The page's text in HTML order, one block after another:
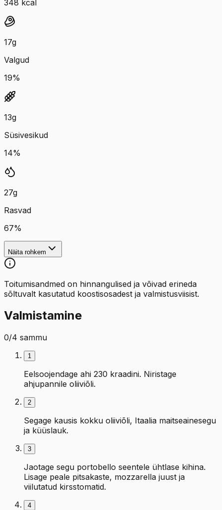
348 kcal
17g
Valgud
19%
13g
Süsivesikud
14%
27g
Rasvad
67%
Näita rohkem
Toitumisandmed on hinnangulised ja võivad erineda
sõltuvalt kasutatud koostisosadest ja valmistusviisist.
Valmistamine
0/4 sammu
1
Eelsoojendage ahi 230 kraadini. Niristage
ahjupannile oliiviõli.
2
Segage kausis kokku oliiviõli, Itaalia maitseainesegu
ja küüslauk.
3
Jaotage segu portobello seentele ühtlase kihina.
Lisage peale pitsakaste, mozzarella juust ja
viilutatud kirsstomatid.
4